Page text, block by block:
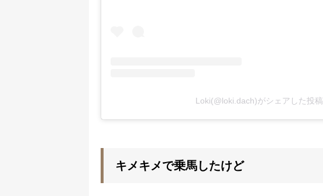
Loki(@loki.dach)がシェアした投稿
キメキメで乗馬したけど